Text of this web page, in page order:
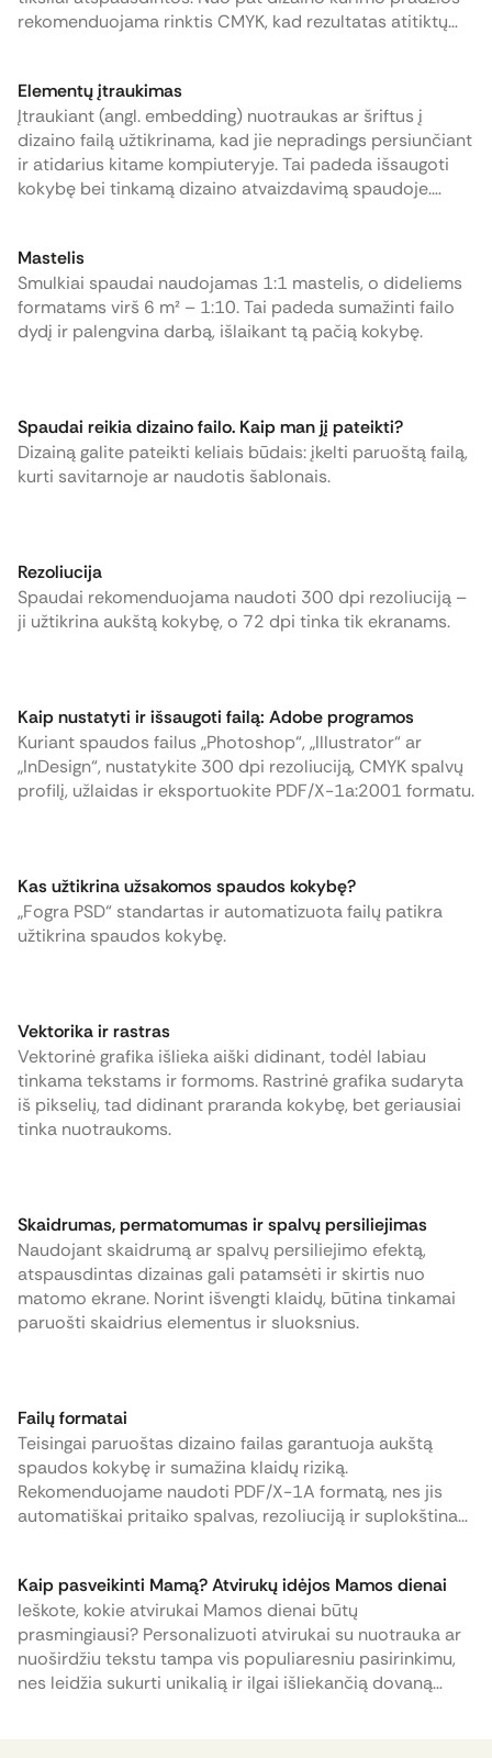
rekomenduojama rinktis CMYK, kad rezultatas atitiktų
profilį - FOGRA39
Elementų įtraukimas
Įtraukiant (angl. embedding) nuotraukas ar šriftus į
dizaino failą užtikrinama, kad jie nepradings persiunčiant
ir atidarius kitame kompiuteryje. Tai padeda išsaugoti
kokybę bei tinkamą dizaino atvaizdavimą spaudoje.
Mastelis
Smulkiai spaudai naudojamas 1:1 mastelis, o dideliems
formatams virš 6 m² – 1:10. Tai padeda sumažinti failo
dydį ir palengvina darbą, išlaikant tą pačią kokybę.
Spaudai reikia dizaino failo. Kaip man jį pateikti?
Dizainą galite pateikti keliais būdais: įkelti paruoštą failą,
kurti savitarnoje ar naudotis šablonais.
Rezoliucija
Spaudai rekomenduojama naudoti 300 dpi rezoliuciją –
ji užtikrina aukštą kokybę, o 72 dpi tinka tik ekranams.
Kaip nustatyti ir išsaugoti failą: Adobe programos
Kuriant spaudos failus „Photoshop“, „Illustrator“ ar
„InDesign“, nustatykite 300 dpi rezoliuciją, CMYK spalvų
profilį, užlaidas ir eksportuokite PDF/X-1a:2001 formatu.
Kas užtikrina užsakomos spaudos kokybę?
„Fogra PSD“ standartas ir automatizuota failų patikra
užtikrina spaudos kokybę.
Vektorika ir rastras
Vektorinė grafika išlieka aiški didinant, todėl labiau
tinkama tekstams ir formoms. Rastrinė grafika sudaryta
iš pikselių, tad didinant praranda kokybę, bet geriausiai
tinka nuotraukoms.
Skaidrumas, permatomumas ir spalvų persiliejimas
Naudojant skaidrumą ar spalvų persiliejimo efektą,
atspausdintas dizainas gali patamsėti ir skirtis nuo
matomo ekrane. Norint išvengti klaidų, būtina tinkamai
paruošti skaidrius elementus ir sluoksnius.
Failų formatai
Teisingai paruoštas dizaino failas garantuoja aukštą
spaudos kokybę ir sumažina klaidų riziką.
Rekomenduojame naudoti PDF/X-1A formatą, nes jis
automatiškai pritaiko spalvas, rezoliuciją ir suplokština
Kaip pasveikinti Mamą? Atvirukų idėjos Mamos dienai
Ieškote, kokie atvirukai Mamos dienai būtų
prasmingiausi? Personalizuoti atvirukai su nuotrauka ar
nuoširdžiu tekstu tampa vis populiaresniu pasirinkimu,
nes leidžia sukurti unikalią ir ilgai išliekančią dovaną